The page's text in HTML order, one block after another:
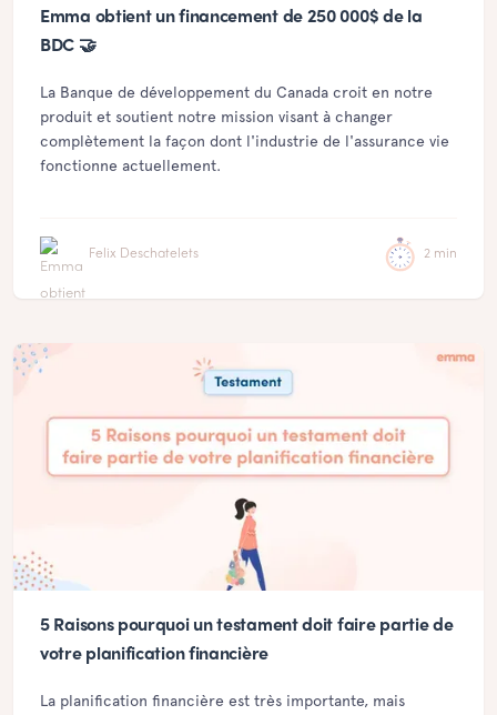
Emma obtient un financement de 250 000$ de la
BDC 🤝
La Banque de développement du Canada croit en notre
produit et soutient notre mission visant à changer
complètement la façon dont l'industrie de l'assurance vie
fonctionne actuellement.
Felix Deschatelets 2 min
5 Raisons pourquoi un testament doit faire partie de
votre planification financière
La planification financière est très importante, mais